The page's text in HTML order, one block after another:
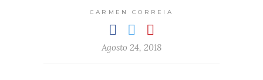
CARMEN CORREIA
Agosto 24, 2018